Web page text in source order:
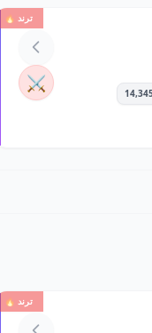
ترند 🔥
⚔️
ترند 🔥